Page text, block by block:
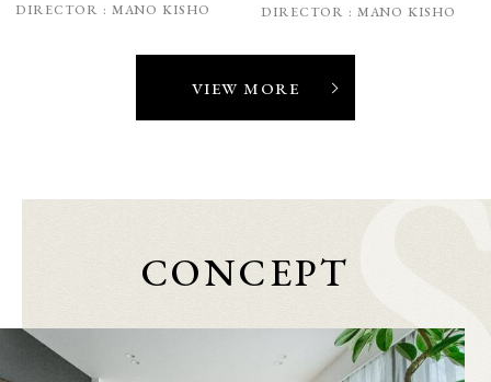
DIRECTOR : MANO KISHO DIRECTOR : MANO KISHO
VIEW MORE
CONCEPT